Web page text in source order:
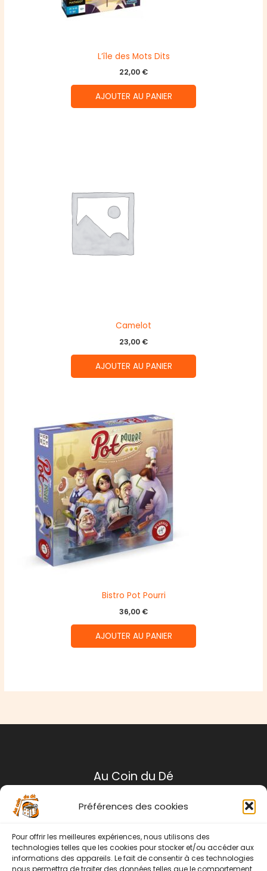
Préférences des cookies
Pour offrir les meilleures expériences, nous utilisons des
technologies telles que les cookies pour stocker et/ou accéder aux
informations des appareils. Le fait de consentir à ces technologies
nous permettra de traiter des données telles que le comportement
L’île des Mots Dits
22,00 €
AJOUTER AU PANIER
Camelot
23,00 €
AJOUTER AU PANIER
Bistro Pot Pourri
36,00 €
AJOUTER AU PANIER
Au Coin du Dé
Conditions générales de ventes
Politique de retour
Contact